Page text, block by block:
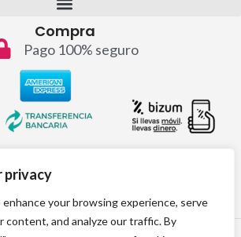
privacy
your browsing experience, serve
content, and analyze our traffic. By
Compra
Pago 100% seguro
Todos los derechos reservados